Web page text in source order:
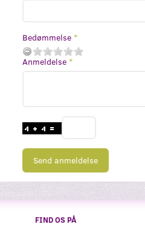
Bedømmelse
Anmeldelse
Send anmeldelse
FIND OS PÅ